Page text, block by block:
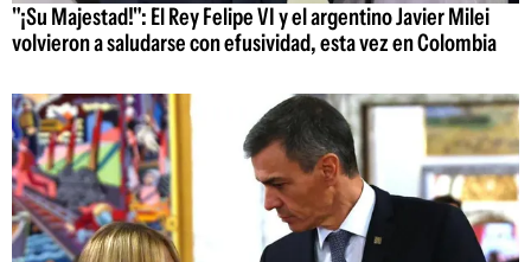
"¡Su Majestad!": El Rey Felipe VI y el argentino Javier Milei
volvieron a saludarse con efusividad, esta vez en Colombia